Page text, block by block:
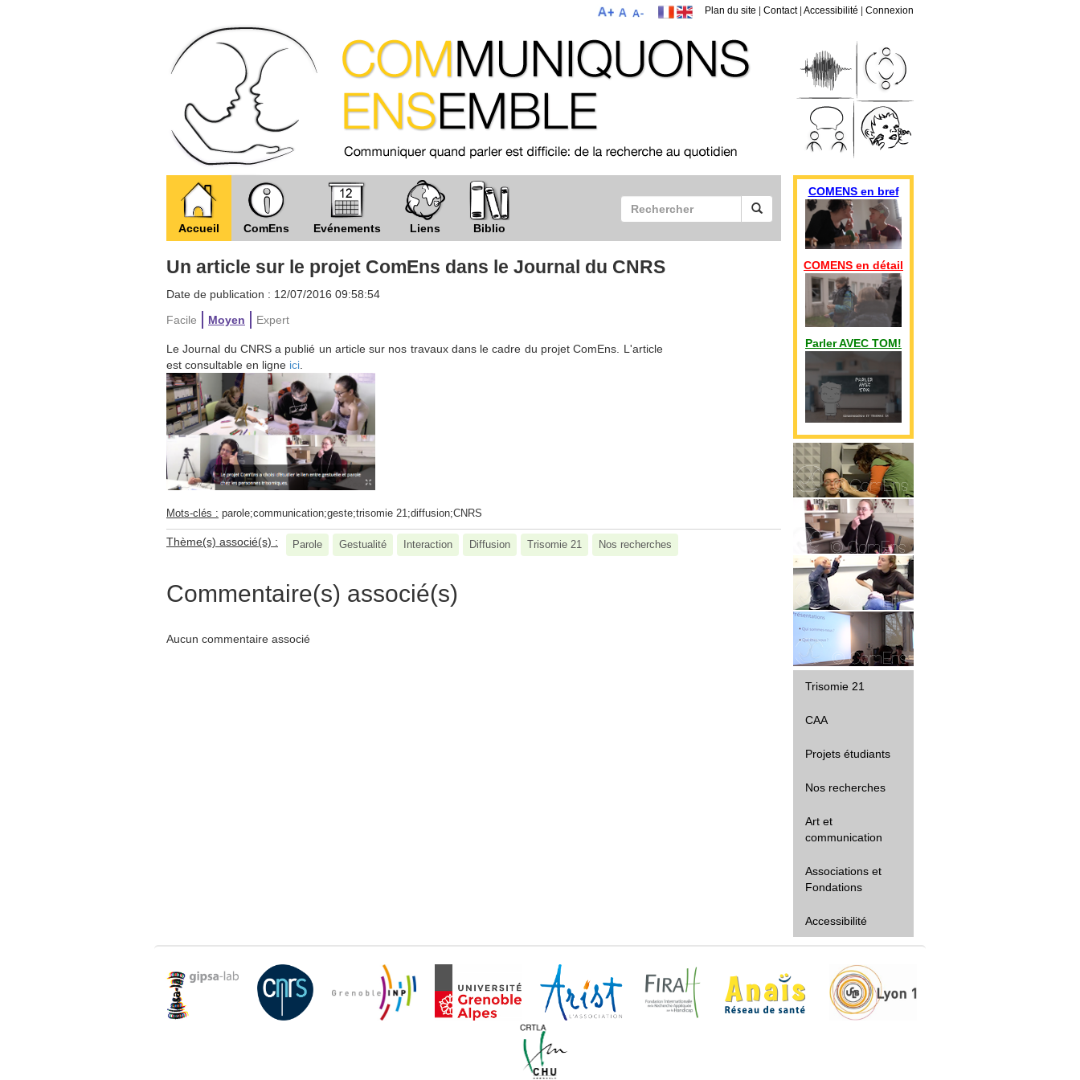
Plan du site Contact Accessibilité Connexion
Accueil ComEns Evénements Liens Biblio
Un article sur le projet ComEns dans le Journal du CNRS
Date de publication : 12/07/2016 09:58:54
Facile
Moyen Expert
Le Journal du CNRS a publié un article sur nos travaux dans le cadre du projet ComEns. L'article
est consultable en ligne ici
Mots-clés : parole;communication;geste;trisomie 21;diffusion;CNRS
Thème(s) associé(s) : Parole Gestualité Interaction Diffusion Trisomie 21 Nos recherches
Commentaire(s) associé(s)
Aucun commentaire associé
COMENS en bref
COMENS en détail
Parler AVEC TOM!
Parole
Gestualité
Interaction
Diffusion
Trisomie 21
CAA
Projets étudiants
Nos recherches
Art et
communication
Associations et
Fondations
Accessibilité